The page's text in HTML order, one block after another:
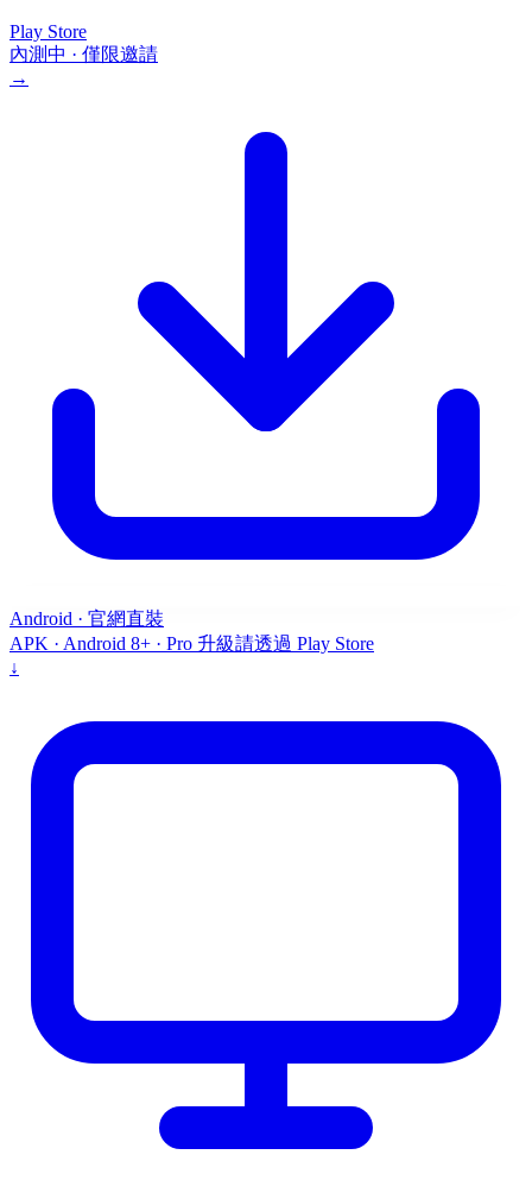
Play Store
內測中 · 僅限邀請
→
Android · 官網直裝
APK · Android 8+ · Pro 升級請透過 Play Store
↓